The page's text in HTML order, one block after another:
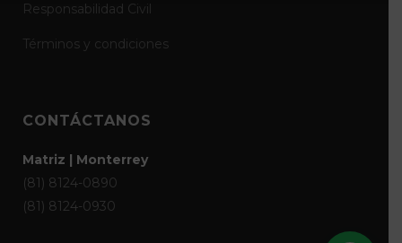
Responsabilidad Civil
Términos y condiciones
CONTÁCTANOS
Matriz | Monterrey
(81) 8124-0890
(81) 8124-0930